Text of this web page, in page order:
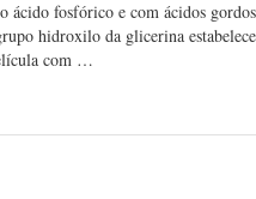
fosfórico e com ácidos
hidroxilo da glicerina
com …